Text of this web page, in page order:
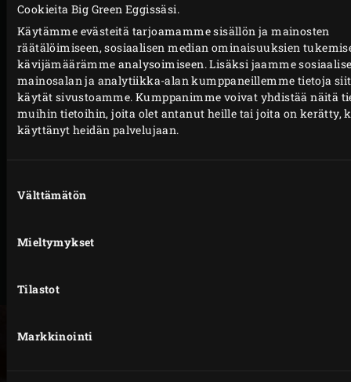
Cookieita Big Green Eggissäsi.
Käytämme evästeitä tarjoamamme sisällön ja mainosten
räätälöimiseen, sosiaalisen median ominaisuuksien
kävijämäärämme analysoimiseen. Lisäksi jaamme
mainosalan ja analytiikka-alan kumppaneillemme tietoja
käytät sivustoamme. Kumppanimme voivat yhdistää näitä
muihin tietoihin, joita olet antanut heille tai joita on kerätty,
käyttänyt heidän palvelujaan.
valinta
Välttämätön
Mieltymykset
Tilastot
Markkinointi
noin 10 minuuttia ja nosta sillä välin Big Green
Eggin lämpötila lukemaan 220 °C.
Kuori sillä välin salaattia varten valkosipuli ja
hienonna kynsi. Sekoita valkosipuli oliiviöljyn ja
jättikatkarapujen joukkoon. Puolita avokadot ja
poista kivet ja kuori. Leikkaa hedelmäliha ohuiksi
haalea kurpitsakastike avokadon päälle.
planchalle ja grillaa noin 1½ minuuttia per puoli.